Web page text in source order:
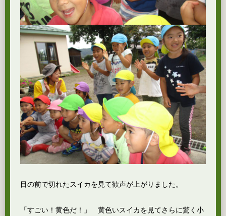
目の前で切れたスイカを見て歓声が上がりました。
「すごい！黄色だ！」 黄色いスイカを見てさらに驚く小